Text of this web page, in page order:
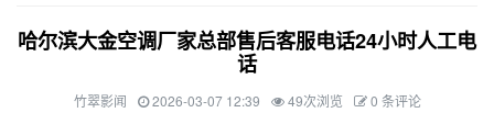
哈尔滨大金空调厂家总部售后客服电话24小时人工电
话
竹翠影闻 2026-03-07 12:39 49次浏览 0 条评论